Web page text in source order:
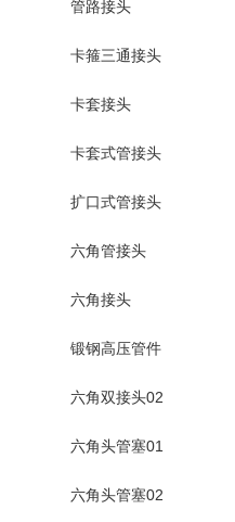
管路接头
卡箍三通接头
卡套接头
卡套式管接头
扩口式管接头
六角管接头
六角接头
锻钢高压管件
六角双接头02
六角头管塞01
六角头管塞02